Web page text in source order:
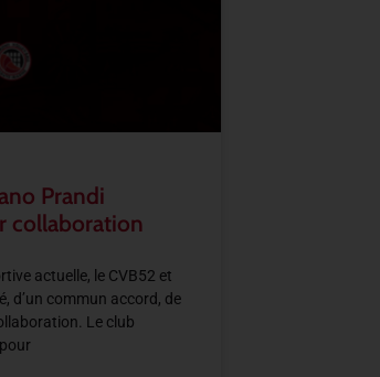
Prandi
collaboration
actuelle, le CVB52 et
d’un commun accord, de
Le club